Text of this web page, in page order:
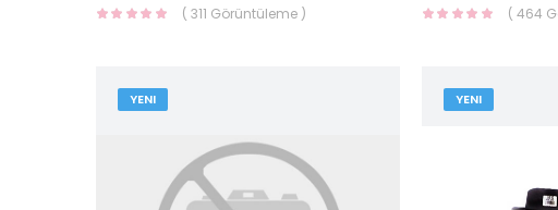
( 311 Görüntüleme ) ( 464
YENI YENI